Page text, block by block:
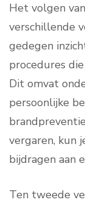
Het volgen
verschillende
gedegen
procedures
Dit omvat
persoonlijke
vergaren, kun
bijdragen aan
Ten tweede